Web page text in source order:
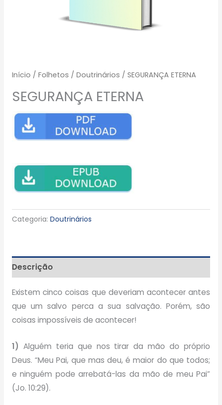
Início / Folhetos / Doutrinários / SEGURANÇA ETERNA
SEGURANÇA ETERNA
Categoria: Doutrinários
Descrição
Existem cinco coisas que deveriam acontecer antes
que um salvo perca a sua salvação. Porém, são
coisas impossíveis de acontecer!
1) Alguém teria que nos tirar da mão do próprio
Deus. “Meu Pai, que mas deu, é maior do que todos;
e ninguém pode arrebatá-las da mão de meu Pai”
(Jo. 10:29).